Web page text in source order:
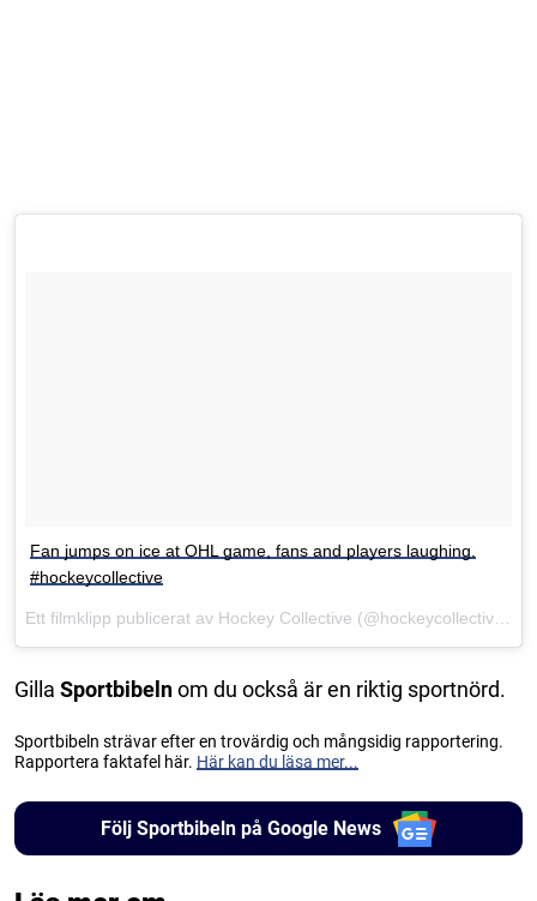
Fan jumps on ice at OHL game, fans and players laughing.
#hockeycollective
Gilla Sportbibelnom du också är en riktig sportnörd.
Sportbibeln strävar efter en trovärdig och mångsidig rapportering.
Rapportera faktafel här. Här kan du läsa mer...
Följ Sportbibeln på Google News